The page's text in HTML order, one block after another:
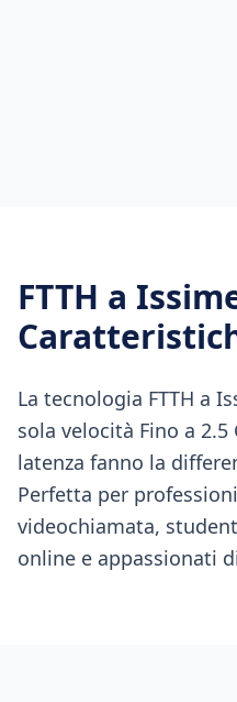
FTTH a
La tecnologia FTTH a
sola velocità Fino a
latenza fanno la
Perfetta per
videochiamata,
online e appassionati